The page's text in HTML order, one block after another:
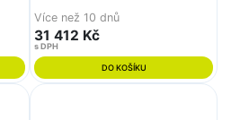
Více než 10 dnů
31 412 Kč
s DPH
DO KOŠÍKU